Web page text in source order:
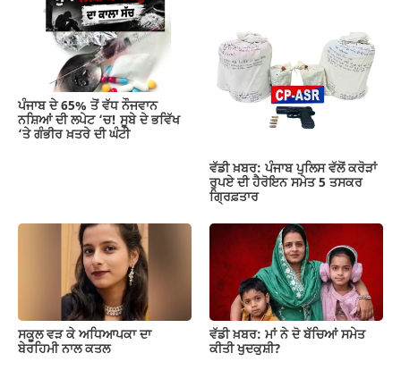
ਪੰਜਾਬ ਦੇ 65% ਤੋਂ ਵੱਧ ਨੌਜਵਾਨ
ਨਸ਼ਿਆਂ ਦੀ ਲਪੇਟ ‘ਚ! ਸੂਬੇ ਦੇ ਭਵਿੱਖ
‘ਤੇ ਗੰਭੀਰ ਖ਼ਤਰੇ ਦੀ ਘੰਟੀ
ਵੱਡੀ ਖ਼ਬਰ: ਪੰਜਾਬ ਪੁਲਿਸ ਵੱਲੋਂ ਕਰੋੜਾਂ
ਰੁਪਏ ਦੀ ਹੈਰੋਇਨ ਸਮੇਤ 5 ਤਸਕਰ
ਗ੍ਰਿਫ਼ਤਾਰ
ਸਕੂਲ ਵੜ ਕੇ ਅਧਿਆਪਕਾ ਦਾ
ਬੇਰਹਿਮੀ ਨਾਲ ਕਤਲ
ਵੱਡੀ ਖ਼ਬਰ: ਮਾਂ ਨੇ ਦੋ ਬੱਚਿਆਂ ਸਮੇਤ
ਕੀਤੀ ਖੁਦਕੁਸ਼ੀ?